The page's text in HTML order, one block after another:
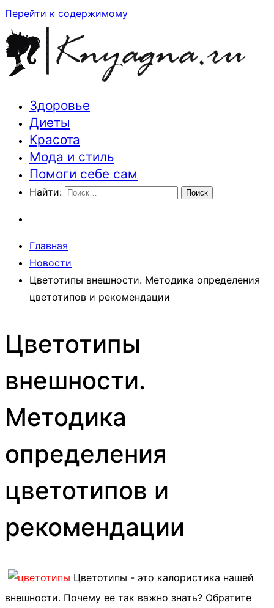
Перейти к содержимому
Траектория здоровья и красоты
Здоровье
Диеты
Красота
Мода и стиль
Помоги себе сам
Найти:
Главная
Новости
Цветотипы внешности. Методика определения
цветотипов и рекомендации
Цветотипы
внешности.
Методика
определения
цветотипов и
рекомендации
Цветотипы - это калористика нашей
внешности. Почему ее так важно знать? Обратите